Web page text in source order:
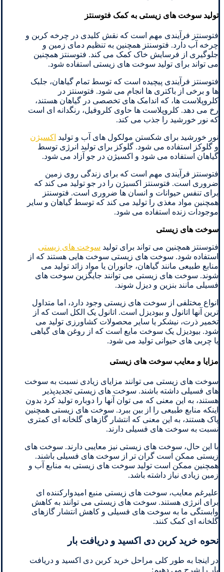
تولید سوخت های زیستی به کمک فتوسنتز
فتوسنتز فرآیندی مهم است که نقش کلیدی در چرخه کربن و
چرخه آب دارد. فتوسنتز همچنین به تنظیم دمای زمین و
جلوگیری از فرسایش خاک کمک می کند. فتوسنتز همچنین
می تواند برای تولید سوخت های زیستی استفاده شود.
فتوسنتز فرآیندی پیچیده است که توسط تمام گیاهان، جلبک
ها و برخی از باکتری ها انجام می شود. فتوسنتز در
کلروپلاست ها، که اندامک های تخصصی در گیاهان هستند،
رخ می دهد. کلروپلاست ها حاوی کلروفیل، رنگدانه ای است
که نور خورشید را جذب می کند.
نور خورشید برای شکستن مولکول های آب و تولید اکسیژن
و گلوکز استفاده می شود. گلوکز برای تولید انرژی توسط
گیاهان استفاده می شود و اکسیژن در جو آزاد می شود.
فتوسنتز فرآیندی مهم است که برای زندگی روی زمین
ضروری است. فتوسنتز اکسیژن را در جو تولید می کند که
برای تنفس حیوانات و انسان ها ضروری است. فتوسنتز
همچنین مواد مغذی را تولید می کند که توسط گیاهان و سایر
موجودات زنده استفاده می شود.
سوخت های زیستی
فتوسنتز همچنین می تواند برای تولید سوخت های زیستی
استفاده شود. سوخت های زیستی سوخت هایی هستند که از
منابع طبیعی مانند گیاهان، جانوران یا مواد زائد تولید می
شوند. سوخت های زیستی می توانند جایگزین سوخت های
فسیلی مانند بنزین و دیزل شوند.
انواع مختلفی از سوخت های زیستی وجود دارد، اما متداول
ترین آنها اتانول و بیودیزل است. اتانول یک الکل است که از
تخمیر ذرت، نیشکر یا سایر محصولات کشاورزی تولید می
شود. بیودیزل یک سوخت مایع است که از روغن های گیاهی
یا چربی های حیوانی تولید می شود.
مزایا و معایب سوخت های زیستی
سوخت های زیستی می توانند مزایای زیادی نسبت به سوخت
های فسیلی داشته باشند. سوخت های زیستی تجدیدپذیر
هستند، به این معنی که می توان آنها را دوباره تولید کرد بدون
اینکه منابع طبیعی را از بین ببرد. سوخت های زیستی همچنین
پاک هستند، به این معنی که انتشار گازهای گلخانه ای کمتری
نسبت به سوخت های فسیلی دارند.
با این حال، سوخت های زیستی نیز معایبی دارند. سوخت های
زیستی ممکن است گران تر از سوخت های فسیلی باشند.
همچنین ممکن است تولید سوخت های زیستی به منابع آب و
زمین زیادی نیاز داشته باشد.
علیرغم معایب، سوخت های زیستی منبع امیدوارکننده ای
برای انرژی هستند. سوخت های زیستی می توانند به کاهش
وابستگی ما به سوخت های فسیلی و کاهش انتشار گازهای
گلخانه ای کمک کنند.
نحوه خرید کربن دی اکسید و دریافت بار
در اینجا به طور کلی مراحل خرید کربن دی اکسید و دریافت
بار را شرح می دهیم: